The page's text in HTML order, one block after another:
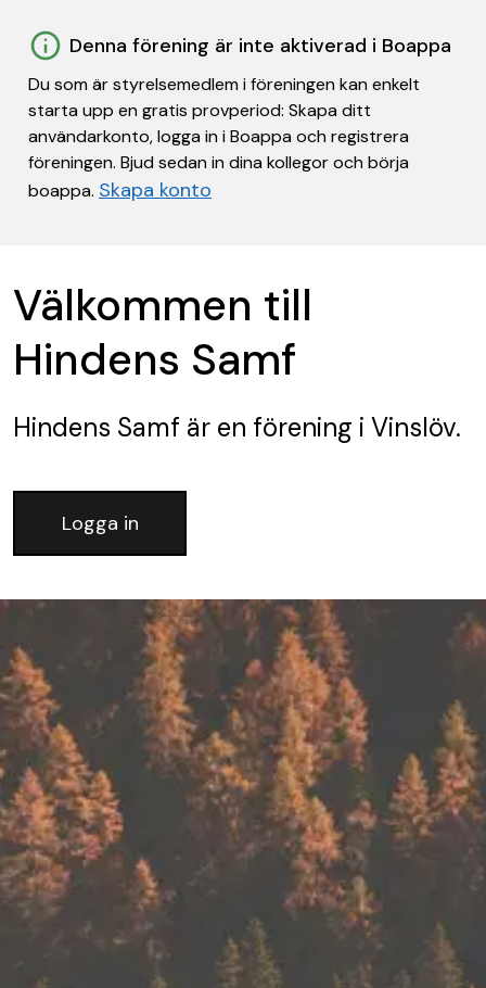
Denna förening är inte aktiverad i Boappa
Du som är styrelsemedlem i föreningen kan enkelt
starta upp en gratis provperiod: Skapa ditt
användarkonto, logga in i Boappa och registrera
föreningen. Bjud sedan in dina kollegor och börja
boappa. Skapa konto
Välkommen till
Hindens Samf
Hindens Samf är en förening i Vinslöv.
Logga in